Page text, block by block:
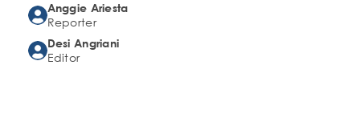
Anggie Ariesta
Reporter
Desi Angriani
Editor